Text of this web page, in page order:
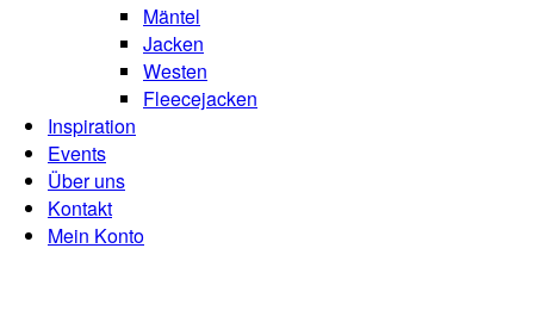
Mäntel
Jacken
Westen
Fleecejacken
Inspiration
Events
Über uns
Kontakt
Mein Konto